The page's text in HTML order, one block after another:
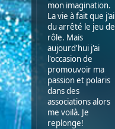
mon imagination.
La vie à fait que j'ai
du arrêté le jeu de
rôle. Mais
aujourd'hui j'ai
l'occasion de
promouvoir ma
passion et polaris
dans des
associations alors
me voilà. Je
replonge!